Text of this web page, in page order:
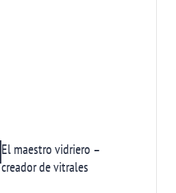
El maestro vidriero –
creador de vitrales